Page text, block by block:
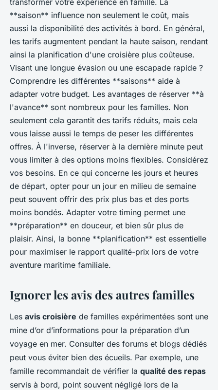
transformer votre expérience en famille. La
**saison** influence non seulement le coût, mais
aussi la disponibilité des activités à bord. En général,
les tarifs augmentent pendant la haute saison, rendant
ainsi la planification d'une croisière plus coûteuse.
Visant une longue évasion ou une escapade rapide ?
Comprendre les différentes **saisons** aide à
adapter votre budget. Les avantages de réserver **à
l'avance** sont nombreux pour les familles. Non
seulement cela garantit des tarifs réduits, mais cela
vous laisse aussi le temps de peser les différentes
offres. À l'inverse, réserver à la dernière minute peut
vous limiter à des options moins flexibles. Considérez
vos besoins. En ce qui concerne les jours et heures
de départ, opter pour un jour en milieu de semaine
peut souvent offrir des prix plus bas et des ports
moins bondés. Adapter votre timing permet une
**préparation** en douceur, et bien sûr plus de
plaisir. Ainsi, la bonne **planification** est essentielle
pour maximiser le rapport qualité-prix lors de votre
aventure maritime familiale.
Ignorer les avis des autres familles
Les avis croisière de familles expérimentées sont une
mine d’or d’informations pour la préparation d’un
voyage en mer. Consulter des forums et blogs dédiés
peut vous éviter bien des écueils. Par exemple, une
famille recommandait de vérifier la qualité des repas
servis à bord, point souvent négligé lors de la